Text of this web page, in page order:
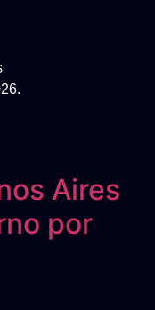
Aires
por